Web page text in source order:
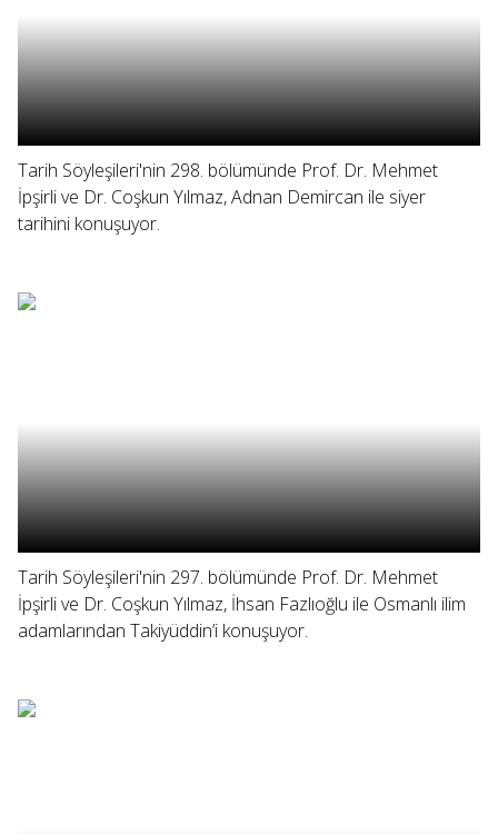
Tarih Söyleşileri'nin 298. bölümünde Prof. Dr. Mehmet
İpşirli ve Dr. Coşkun Yılmaz, Adnan Demircan ile siyer
tarihini konuşuyor.
Tarih Söyleşileri'nin 297. bölümünde Prof. Dr. Mehmet
İpşirli ve Dr. Coşkun Yılmaz, İhsan Fazlıoğlu ile Osmanlı ilim
adamlarından Takiyüddin’i konuşuyor.